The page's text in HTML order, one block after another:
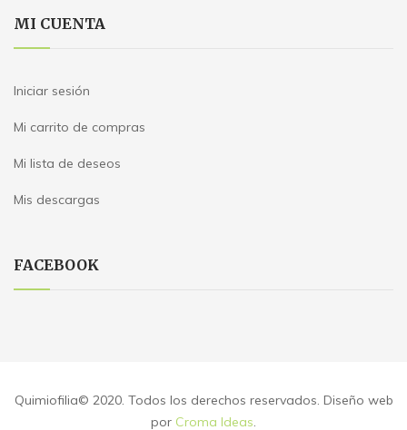
MI CUENTA
Iniciar sesión
Mi carrito de compras
Mi lista de deseos
Mis descargas
FACEBOOK
Quimiofilia© 2020. Todos los derechos reservados. Diseño web
por Croma Ideas.